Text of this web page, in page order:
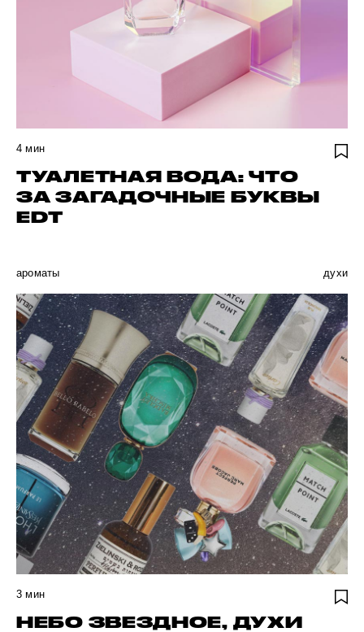
4 мин
ТУАЛЕТНАЯ ВОДА: ЧТО
ЗА ЗАГАДОЧНЫЕ БУКВЫ
EDT
ароматы духи
3 мин
НЕБО ЗВЕЗДНОЕ, ДУХИ